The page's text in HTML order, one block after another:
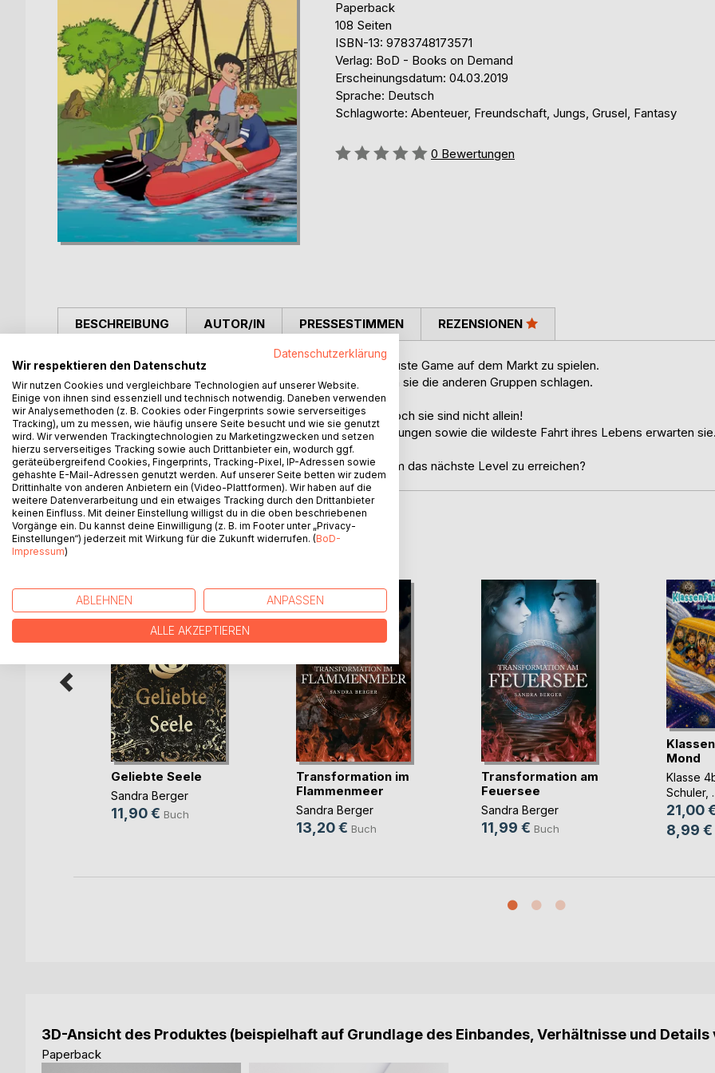
Paperback
108 Seiten
ISBN-13: 9783748173571
Verlag: BoD - Books on Demand
Erscheinungsdatum: 04.03.2019
Sprache: Deutsch
Schlagworte: Abenteuer, Freundschaft, Jungs, Grusel, Fantasy
Bewertung::
0 Bewertungen
BESCHREIBUNG
Julian und seine Freunde erhalten die Möglichkeit, das neuste Game auf dem Markt zu spielen.
Der einzige Hacken dabei - um weiterzukommen, müssen sie die anderen Gruppen schlagen.
Level 1 führt sie in einen verlassenen Vergnügungspark, doch sie sind nicht allein!
Ein mysteriöses Rätsel, dunkle Gestalten, tödliche Bedrohungen sowie die wildeste Fahrt ihres Lebens erwarten
Können Julian und seine Freunde den Gefahren trotzen, um das nächste Level zu erreichen?
AUTOR/IN PRESSESTIMMEN REZENSIONEN
WEITERE TITEL BEIBoD
Geliebte Seele
Sandra Berger
11,90 € Buch
Transformation im
Flammenmeer
Sandra Berger
13,20 € Buch
Transformation am
Feuersee
Sandra Berger
11,99 € Buch
Mond
Klasse
Schuler,
21,00
8,99 €
3D-Ansicht des Produktes (beispielhaft auf Grundlage des Einbandes, Verhältnisse und
Paperback
Datenschutzerklärung
Wir respektieren den Datenschutz
Wir nutzen Cookies und vergleichbare Technologien auf unserer Website.
Einige von ihnen sind essenziell und technisch notwendig. Daneben verwenden
wir Analysemethoden (z. B. Cookies oder Fingerprints sowie serverseitiges
Tracking), um zu messen, wie häufig unsere Seite besucht und wie sie genutzt
wird. Wir verwenden Trackingtechnologien zu Marketingzwecken und setzen
hierzu serverseitiges Tracking sowie auch Drittanbieter ein, wodurch ggf.
geräteübergreifend Cookies, Fingerprints, Tracking-Pixel, IP-Adressen sowie
gehashte E-Mail-Adressen genutzt werden. Auf unserer Seite betten wir zudem
Drittinhalte von anderen Anbietern ein (Video-Plattformen). Wir haben auf die
weitere Datenverarbeitung und ein etwaiges Tracking durch den Drittanbieter
keinen Einfluss. Mit deiner Einstellung willigst du in die oben beschriebenen
Vorgänge ein. Du kannst deine Einwilligung (z. B. im Footer unter „Privacy-
Einstellungen“) jederzeit mit Wirkung für die Zukunft widerrufen. (BoD-
Impressum)
ABLEHNEN ANPASSEN
ALLE AKZEPTIEREN